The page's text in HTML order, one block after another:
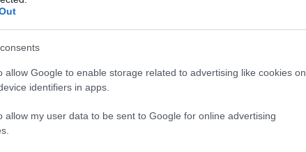
allow Google to enable storage related to advertising like cookies on
identifiers in apps.
allow my user data to be sent to Google for online advertising
i tuoi video e le tue foto
+39 345 356 7512